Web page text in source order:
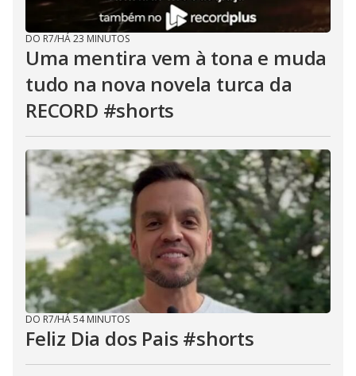
DO R7/HÁ 23 MINUTOS
Uma mentira vem à tona e muda
tudo na nova novela turca da
RECORD #shorts
DO R7/HÁ 54 MINUTOS
Feliz Dia dos Pais #shorts